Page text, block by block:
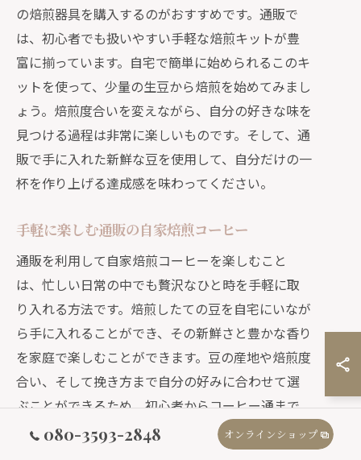
の焙煎器具を購入するのがおすすめです。通販で
は、初心者でも扱いやすい手軽な焙煎キットが豊
富に揃っています。自宅で簡単に始められるこのキ
ットを使って、少量の生豆から焙煎を始めてみまし
ょう。焙煎度合いを変えながら、自分の好きな味を
見つける過程は非常に楽しいものです。そして、通
販で手に入れた新鮮な豆を使用して、自分だけの一
杯を作り上げる達成感を味わってください。
手軽に楽しむ通販の自家焙煎コーヒー
通販を利用して自家焙煎コーヒーを楽しむこと
は、忙しい日常の中でも贅沢なひと時を手軽に取
り入れる方法です。焙煎したての豆を自宅にいなが
ら手に入れることができ、その新鮮さと豊かな香り
を家庭で楽しむことができます。豆の産地や焙煎度
合い、そして挽き方まで自分の好みに合わせて選
ぶことができるため、初心者からコーヒー通まで
幅広く楽しむことが可能です。通販の強みはその選
080-3593-2848 オンラインショップ